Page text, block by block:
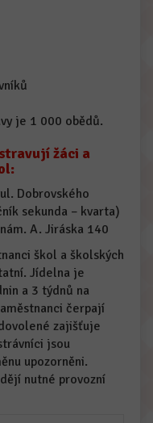
je 1 000 obědů.
žáci a
Dobrovského
sekunda – kvarta)
A. Jiráska 140
škol a školských
Jídelna je
a 3 týdnů na
čerpají
zajišťuje
jsou
upozorněni.
nutné provozní